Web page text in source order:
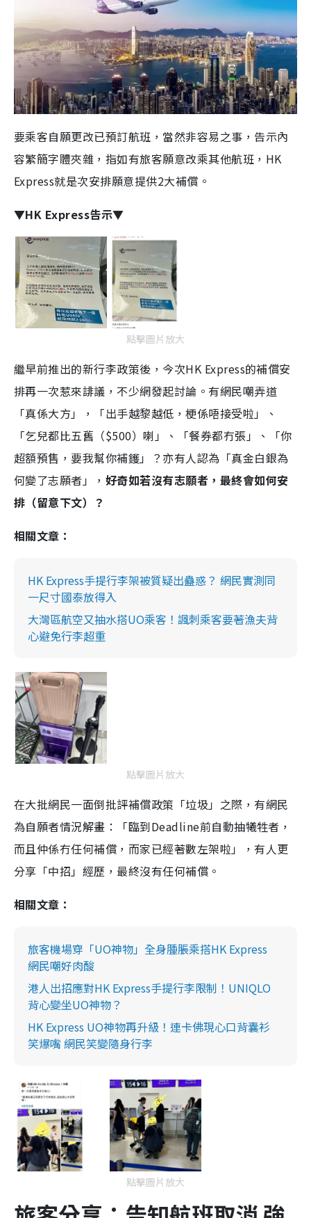
要乘客自願更改已預訂航班，當然非容易之事，告示內
容繁簡字體夾雜，指如有旅客願意改乘其他航班，HK
Express就是次安排願意提供2大補償。
▼HK Express告示▼
點擊圖片放大
繼早前推出的新行李政策後，今次HK Express的補償安
排再一次惹來誹議，不少網發起討論。有網民嘲弄道
「真係大方」，「出手越黎越低，梗係唔接受啦」、
「乞兒都比五舊（$500）喇」、「餐券都冇張」、「你
超額預售，要我幫你補鑊」？亦有人認為「真金白銀為
何變了志願者」， 好奇如若沒有志願者，最終會如何安
排（留意下文）？
相關文章：
HK Express手提行李架被質疑出蠱惑？ 網民實測同
一尺寸國泰放得入
大灣區航空又抽水搭UO乘客！諷刺乘客要著漁夫背
心避免行李超重
點擊圖片放大
在大批網民一面倒批評補償政策「垃圾」之際，有網民
為自願者情況解畫：「臨到Deadline前自動抽犧牲者，
而且仲係冇任何補償，而家已經著數左架啦」，有人更
分享「中招」經歷，最終沒有任何補償。
相關文章：
旅客機場穿「UO神物」全身腫脹乘搭HK Express
網民嘲好肉酸
港人出招應對HK Express手提行李限制！UNIQLO
背心變坐UO神物？
HK Express UO神物再升級！連卡佛現心口背囊衫
笑爆嘴 網民笑變隨身行李
點擊圖片放大